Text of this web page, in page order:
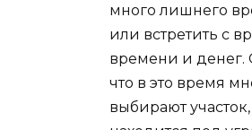
много лишнего
или встретить с
времени и денег.
что в это время
выбирают